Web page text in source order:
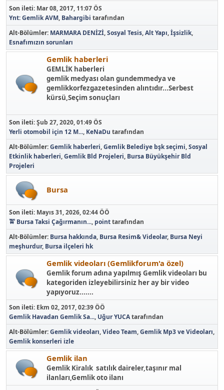
Son ileti: Mar 08, 2017, 11:07 ÖS
Ynt: Gemlik AVM, Bahargibi tarafından
Alt-Bölümler MARMARA DENİZİ Sosyal Tesis Alt Yapı İşsizlik
Esnafımızın sorunları
Gemlik haberleri
GEMLİK haberleri
gemlik medyası olan gundemmedya ve
gemlikkorfezgazetesinden alıntıdır...Serbest
kürsü,Seçim sonuçları
Son ileti:Şub 27, 2020, 01:49 ÖS
Yerli otomobil için 12 M..., KeNaDu tarafından
Alt-Bölümler Gemlik haberleri Gemlik Belediye bşk seçimi Sosyal
Etkinlik haberleri Gemlik Bld Projeleri Bursa Büyükşehir Bld
Projeleri
Bursa
Son ileti: Mayıs 31, 2026, 02:44 ÖÖ
🚖 Bursa Taksi Çağırmanın..., pointtarafından
Alt-Bölümler Bursa hakkında Bursa Resim& Videolar Bursa Neyi
meşhurdur Bursa ilçeleri hk
Gemlik videoları (Gemlikforum'a özel)
Gemlik forum adına yapılmış Gemlik videoları bu
kategoriden izleyebilirsiniz her ay bir video
yapıyoruz.......
Son ileti: Ekm 02, 2017, 02:39 ÖÖ
Gemlik Havadan Gemlik Sa..., Uğur YUCAtarafından
Alt-Bölümler Gemlik videoları Video Team Gemlik Mp3 ve Videoları
Gemlik konserleri izle
Gemlik ilan
Gemlik Kiralık satılık daireler,taşınır mal
ilanları,Gemlik oto ilanı